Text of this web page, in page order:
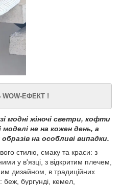
ЕФЕКТ !
модні жіночі светри, кофти
не на кожен день, а
на особливі випадки.
стилю, смаку та краси: з
у в'язці, з відкритим плечем,
дизайном, в традиційних
беж, бургунді, кемел,